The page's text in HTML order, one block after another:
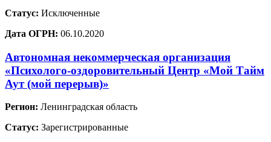
Статус: Исключенные
Дата ОГРН: 06.10.2020
Автономная некоммерческая организация
«Психолого-оздоровительный Центр «Мой Тайм
Аут (мой перерыв)»
Регион: Ленинградская область
Статус: Зарегистрированные